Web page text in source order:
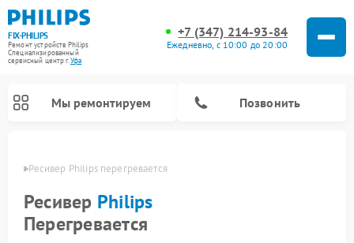
FIX-PHILIPS
Ремонт устройств Philips
Специализированный
cервисный центр г.Уфа
+7 (347) 214-93-84
Ежедневно, с 10:00 до 20:00
Мы ремонтируем Позвонить
Ресивер Philips перегревается
Ресивер Philips
Перегревается